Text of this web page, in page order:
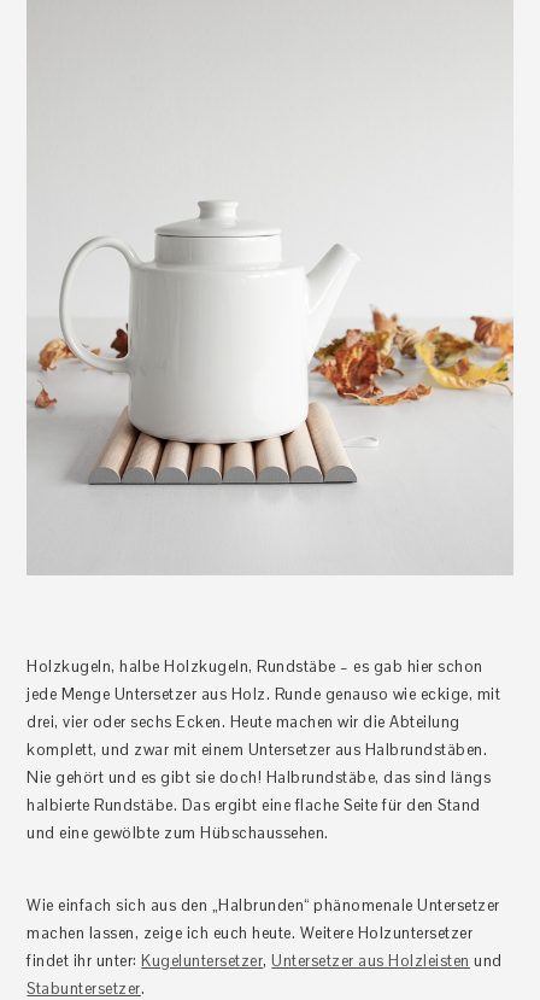
Holzkugeln, halbe Holzkugeln, Rundstäbe – es gab hier schon
jede Menge Untersetzer aus Holz. Runde genauso wie eckige, mit
drei, vier oder sechs Ecken. Heute machen wir die Abteilung
komplett, und zwar mit einem Untersetzer aus Halbrundstäben.
Nie gehört und es gibt sie doch! Halbrundstäbe, das sind längs
halbierte Rundstäbe. Das ergibt eine flache Seite für den Stand
und eine gewölbte zum Hübschaussehen.
Wie einfach sich aus den „Halbrunden“ phänomenale Untersetzer
machen lassen, zeige ich euch heute. Weitere Holzuntersetzer
findet ihr unter:Kugeluntersetzer,Untersetzer aus Holzleisten und
Stabuntersetzer.